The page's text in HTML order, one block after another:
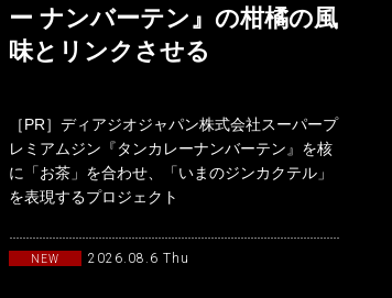
ー ナンバーテン』の柑橘の風
味とリンクさせる
［PR］ディアジオジャパン株式会社スーパープ
レミアムジン『タンカレーナンバーテン』を核
に「お茶」を合わせ、「いまのジンカクテル」
を表現するプロジェクト
NEW 2026.08.6 Thu